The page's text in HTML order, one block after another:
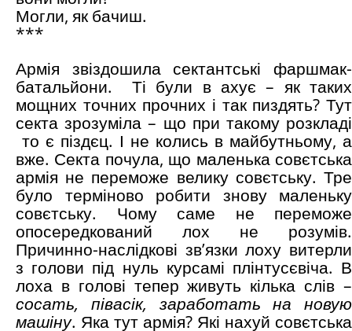
Могли, як бачиш.
***
Армія звіздошила сектантські фаршмак-
батальйони.
Ті були в ахує – як таких
мощних точних прочних і так пиздять? Тут
секта зрозуміла – що при такому розкладі
то є піздєц. І не колись в майбутньому, а
вже. Секта почула, що маленька совєтська
армія не переможе велику совєтську. Тре
було терміново робити знову маленьку
совєтську. Чому саме не переможе
опосередкований лох не розумів.
Причинно-наслідкові зв’язки лоху витерли
з голови під нуль курсамі плінтусєвіча. В
лоха в голові тепер живуть кілька слів –
сосать, півасік, заработать на новую
машіну. Яка тут армія? Які нахуй совєтська